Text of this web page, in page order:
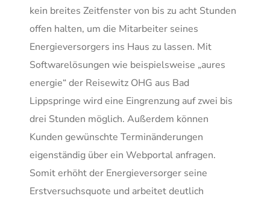
kein breites Zeitfenster von bis zu acht Stunden
offen halten, um die Mitarbeiter seines
Energieversorgers ins Haus zu lassen. Mit
Softwarelösungen wie beispielsweise „aures
energie“ der Reisewitz OHG aus Bad
Lippspringe wird eine Eingrenzung auf zwei bis
drei Stunden möglich. Außerdem können
Kunden gewünschte Terminänderungen
eigenständig über ein Webportal anfragen.
Somit erhöht der Energieversorger seine
Erstversuchsquote und arbeitet deutlich